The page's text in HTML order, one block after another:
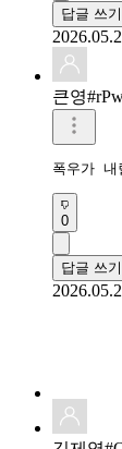
답글 쓰기
큰영
폭우가
0
답글 쓰기